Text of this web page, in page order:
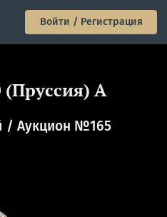
Войти / Регистрация
(Пруссия) А
Аукцион №165